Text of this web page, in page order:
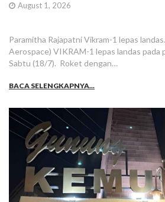
August 1, 2026
Paramitha Rajapatni Vikram-1 lepas
Aerospace) VIKRAM-1 lepas landas pada
Sabtu (18/7). Roket dengan…
BACA SELENGKAPNYA...